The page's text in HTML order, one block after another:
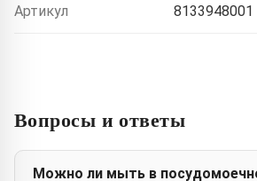
Артикул 8133948001
Вопросы и ответы
Можно ли мыть в